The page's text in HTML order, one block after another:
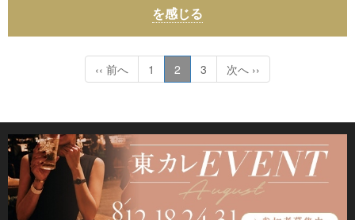
を感じる
‹‹ 前へ 1 2 3 次へ ››